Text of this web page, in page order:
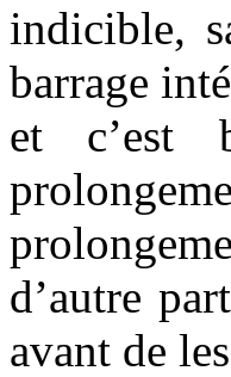
indicible,
barrage
et c’est
d’autre
avant de